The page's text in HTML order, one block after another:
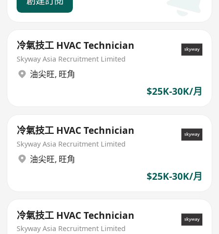
冷氣技工 HVAC Technician
Skyway Asia Recruitment Limited
油尖旺, 旺角
$25K-30K/月
冷氣技工 HVAC Technician
Skyway Asia Recruitment Limited
油尖旺, 旺角
$25K-30K/月
冷氣技工 HVAC Technician
Skyway Asia Recruitment Limited